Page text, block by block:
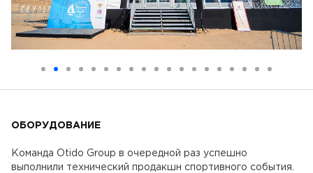
ОБОРУДОВАНИЕ
Команда Otido Group в очередной раз успешно
выполнили технический продакшн cпортивного события.